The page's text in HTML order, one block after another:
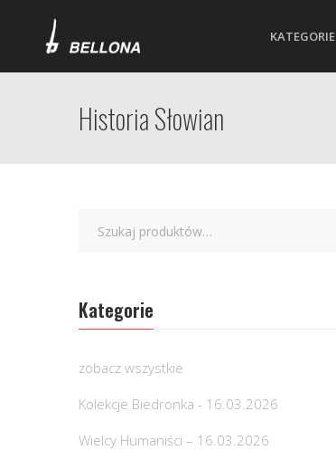
KATEGORIE
Historia Słowian
Kategorie
zobacz wszystkie
Kolekcje Biedronka - 16.03.2026
Wielcy Humaniści – 16.03.2026